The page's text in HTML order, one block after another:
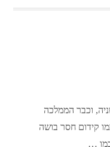
וכבר הממלכה
קידום חסר בושה
כמו …